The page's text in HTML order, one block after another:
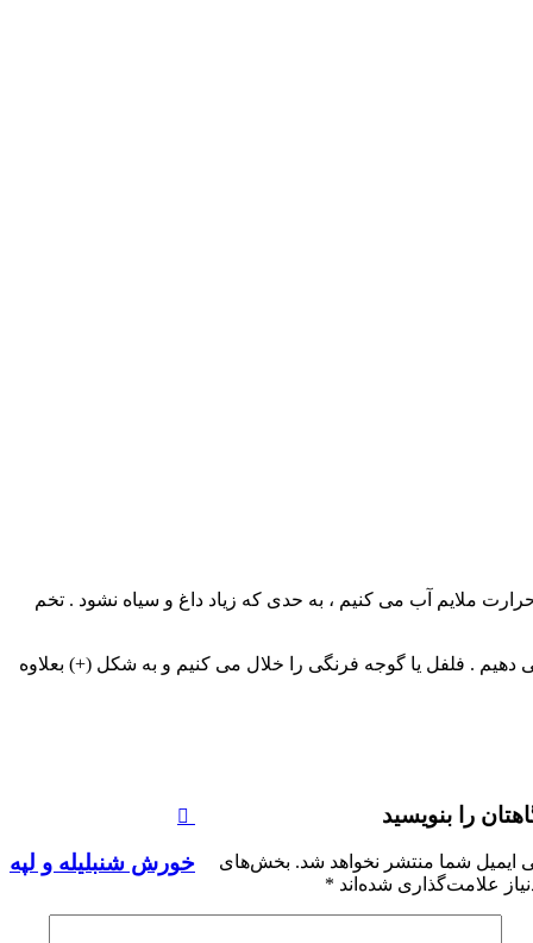
ملایم آب می کنیم ، به حدی که زیاد داغ و سیاه نشود . تخم
. فلفل یا گوجه فرنگی را خلال می کنیم و به شکل (+) بعلاوه
خورش شنبلیله و لپه
را بنویسید
ایمیل شما منتشر نخواهد شد. بخش‌های
علامت‌گذاری شده‌اند *